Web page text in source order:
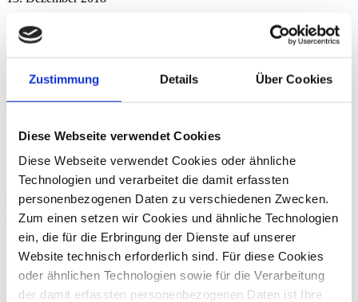
Zustimmung Details Über Cookies
Diese Webseite verwendet Cookies
Diese Webseite verwendet Cookies oder ähnliche
Technologien und verarbeitet die damit erfassten
personenbezogenen Daten zu verschiedenen Zwecken.
Zum einen setzen wir Cookies und ähnliche Technologien
ein, die für die Erbringung der Dienste auf unserer
Website technisch erforderlich sind. Für diese Cookies
oder ähnlichen Technologien sowie für die Verarbeitung
der damit erfassten personenbezogenen Daten ist Ihre
Elektronische Rechnungen - Ein Abschied
von der Papierbuchführung
Bestattung 06/2018, S. 22.
WP StB Thomas Becker und StBin
Ramona Fleck
Kontakt
Nehmen Sie mit uns Kontakt auf
Kontaktformular
+49 228 81000 0
Newsletter